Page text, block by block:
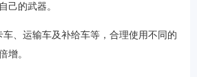
己的武器。
、运输车及补给车等，合理使用不同的
增。